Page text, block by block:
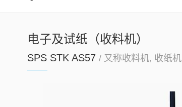
电子及试纸（收料机）
SPS STK AS57 / 又称收料机, 收纸机